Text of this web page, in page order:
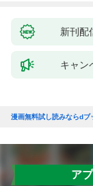
新刊配
キャン
漫画無料試し読みならdブ
ア